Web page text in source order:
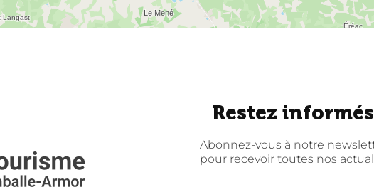
Restez
Abonnez-vous à notre
pour recevoir toutes nos